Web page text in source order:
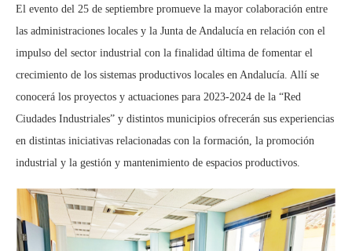
El evento del 25 de septiembre promueve la mayor colaboración entre
las administraciones locales y la Junta de Andalucía en relación con el
impulso del sector industrial con la finalidad última de fomentar el
crecimiento de los sistemas productivos locales en Andalucía. Allí se
conocerá los proyectos y actuaciones para 2023-2024 de la “Red
Ciudades Industriales” y distintos municipios ofrecerán sus experiencias
en distintas iniciativas relacionadas con la formación, la promoción
industrial y la gestión y mantenimiento de espacios productivos.